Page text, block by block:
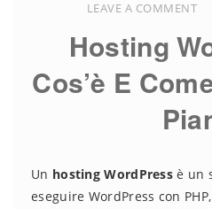
LEAVE A COMMENT
Hosting
Cos’è E
Un hosting WordPress è un
eseguire WordPress con